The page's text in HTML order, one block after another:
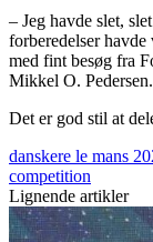
– Jeg havde slet,
forberedelser
med fint besøg fra
Mikkel O. Pedersen.
Det er god stil at
danskere le mans
competition
Lignende artikler